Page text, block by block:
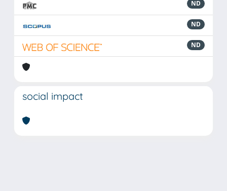
ND
ND
ND
social impact